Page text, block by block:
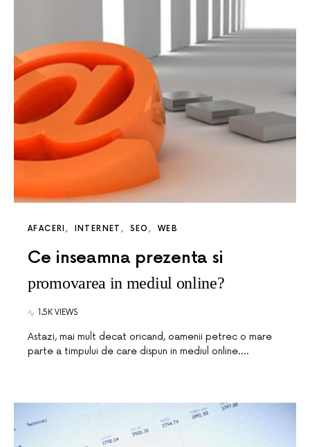
AFACERI INTERNET SEO WEB
Ce inseamna prezenta si
promovarea in mediul online?
1.5K VIEWS
Astazi, mai mult decat oricand, oamenii petrec o mare
parte a timpului de care dispun in mediul online.…